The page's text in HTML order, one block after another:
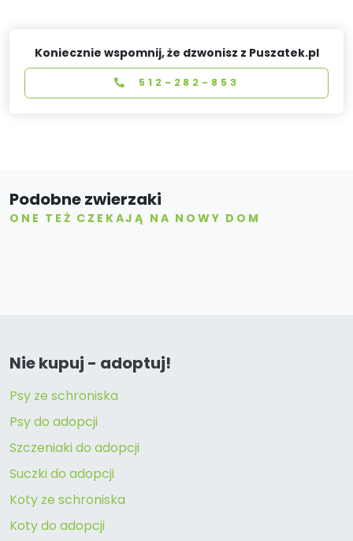
Koniecznie wspomnij, że dzwonisz z Puszatek.pl
512-282-853
Podobne zwierzaki
ONE TEŻ CZEKAJĄ NA NOWY DOM
Nie kupuj - adoptuj!
Psy ze schroniska
Psy do adopcji
Szczeniaki do adopcji
Suczki do adopcji
Koty ze schroniska
Koty do adopcji